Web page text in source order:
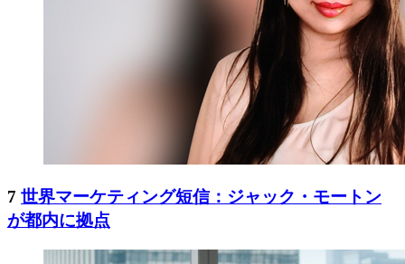
7 世界マーケティング短信：ジャック・モートン
が都内に拠点